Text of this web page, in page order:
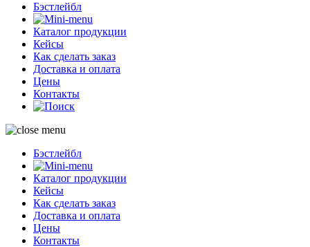
Бэстлейбл
Каталог продукции
Кейсы
Как сделать заказ
Доставка и оплата
Цены
Контакты
Бэстлейбл
Каталог продукции
Кейсы
Как сделать заказ
Доставка и оплата
Цены
Контакты